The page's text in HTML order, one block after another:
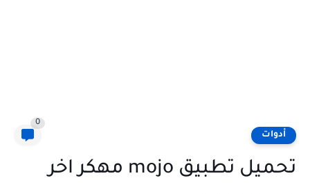
أدوات
0
تحميل تطبيق mojo مهكر اخر